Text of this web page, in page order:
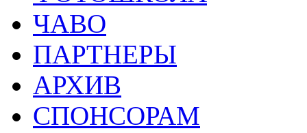
ЧАВО
ПАРТНЕРЫ
АРХИВ
СПОНСОРАМ